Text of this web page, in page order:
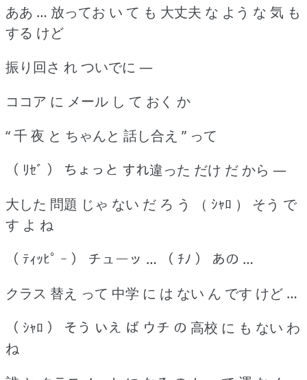
ああ … 放ってお い て も 大丈夫 な よう な 気 も
する けど
振り回さ れ ついでに ―
ココア に メール し て おく か
“ 千 夜 と ちゃんと 話し合え ” って
（ ﾘｾﾞ ） ちょっと すれ違った だけ だ から ―
大した 問題 じゃ ない だ ろ う （ ｼｬﾛ ） そう で
す よ ね
（ ﾃｨｯﾋﾟ ｰ ） チューッ … （ ﾁﾉ ） あの …
クラス 替え って 中学 に は ない ん です けど …
（ ｼｬﾛ ） そう いえ ば ウチ の 高校 に も ない わ
ね